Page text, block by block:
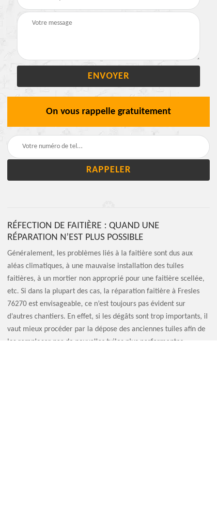
On vous rappelle gratuitement
RÉFECTION DE FAITIÈRE : QUAND UNE
RÉPARATION N’EST PLUS POSSIBLE
Généralement, les problèmes liés à la faitière sont dus aux
aléas climatiques, à une mauvaise installation des tuiles
faitières, à un mortier non approprié pour une faitière scellée,
etc. Si dans la plupart des cas, la réparation faitière à Fresles
76270 est envisageable, ce n’est toujours pas évident sur
d’autres chantiers. En effet, si les dégâts sont trop importants, il
vaut mieux procéder par la dépose des anciennes tuiles afin de
les remplacer par de nouvelles tuiles plus performantes.